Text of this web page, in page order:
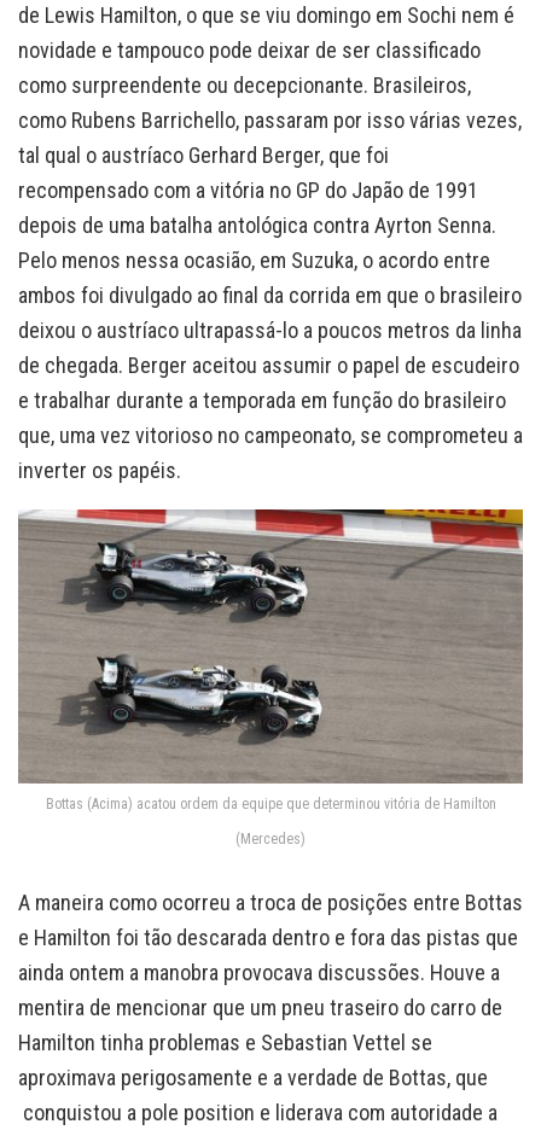
de Lewis Hamilton, o que se viu domingo em Sochi nem é
novidade e tampouco pode deixar de ser classificado
como surpreendente ou decepcionante. Brasileiros,
como Rubens Barrichello, passaram por isso várias vezes,
tal qual o austríaco Gerhard Berger, que foi
recompensado com a vitória no GP do Japão de 1991
depois de uma batalha antológica contra Ayrton Senna.
Pelo menos nessa ocasião, em Suzuka, o acordo entre
ambos foi divulgado ao final da corrida em que o brasileiro
deixou o austríaco ultrapassá-lo a poucos metros da linha
de chegada. Berger aceitou assumir o papel de escudeiro
e trabalhar durante a temporada em função do brasileiro
que, uma vez vitorioso no campeonato, se comprometeu a
inverter os papéis.
Bottas (Acima) acatou ordem da equipe que determinou vitória de Hamilton
(Mercedes)
A maneira como ocorreu a troca de posições entre Bottas
e Hamilton foi tão descarada dentro e fora das pistas que
ainda ontem a manobra provocava discussões. Houve a
mentira de mencionar que um pneu traseiro do carro de
Hamilton tinha problemas e Sebastian Vettel se
aproximava perigosamente e a verdade de Bottas, que
conquistou a pole position e liderava com autoridade a